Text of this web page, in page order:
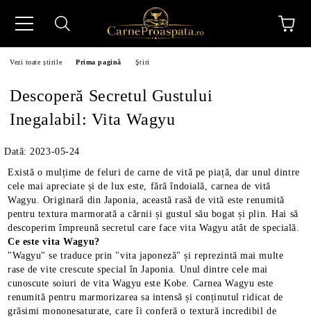
Vezi toate știrile Prima pagină Ştiri
Descoperă Secretul Gustului
Inegalabil: Vita Wagyu
Dată: 2023-05-24
Există o mulțime de feluri de carne de vită pe piață, dar unul dintre
cele mai apreciate și de lux este, fără îndoială, carnea de vită
Wagyu. Originară din Japonia, această rasă de vită este renumită
pentru textura marmorată a cărnii și gustul său bogat și plin. Hai să
descoperim împreună secretul care face vita Wagyu atât de specială.
Ce este vita Wagyu?
"Wagyu" se traduce prin "vita japoneză" și reprezintă mai multe
rase de vite crescute special în Japonia. Unul dintre cele mai
cunoscute soiuri de vita Wagyu este Kobe. Carnea Wagyu este
renumită pentru marmorizarea sa intensă și conținutul ridicat de
grăsimi mononesaturate, care îi conferă o textură incredibil de